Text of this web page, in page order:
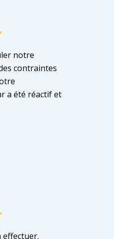
notre
contraintes
a été réactif et
effectuer.